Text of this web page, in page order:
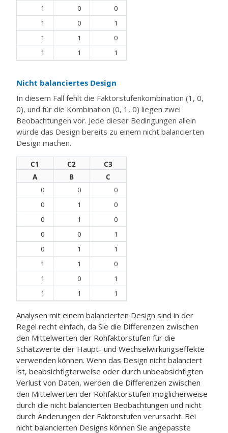
1
0
0
1
0
1
1
1
0
1
1 1
Nicht balanciertes Design
In diesem Fall fehlt die Faktorstufenkombination (1, 0,
0), und für die Kombination (0, 1, 0) liegen zwei
Beobachtungen vor. Jede dieser Bedingungen allein
würde das Design bereits zu einem nicht balancierten
Design machen.
C1 C2
C3
A
B
C
0
0
0
0
1
0
0
1
0
0
0
1
0
1
1
1
1
0
1
0
1
1
1 1
Analysen mit einem balancierten Design sind in der
Regel recht einfach, da Sie die Differenzen zwischen
den Mittelwerten der Rohfaktorstufen für die
Schätzwerte der Haupt- und Wechselwirkungseffekte
verwenden können. Wenn das Design nicht balanciert
ist, beabsichtigterweise oder durch unbeabsichtigten
Verlust von Daten, werden die Differenzen zwischen
den Mittelwerten der Rohfaktorstufen möglicherweise
durch die nicht balancierten Beobachtungen und nicht
durch Änderungen der Faktorstufen verursacht. Bei
nicht balancierten Designs können Sie angepasste